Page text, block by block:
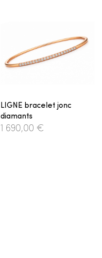
LIGNE bracelet jonc
diamants
1 690,00 €